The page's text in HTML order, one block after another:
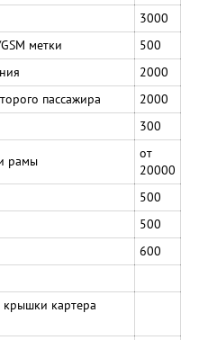
3000
метки
500
2000
пассажира
2000
300
рамы
от
20000
500
500
600
крышки картера